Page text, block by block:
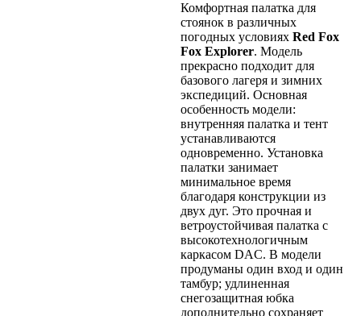
Комфортная палатка для
стоянок в различных
погодных условиях Red Fox
Fox Explorer. Модель
прекрасно подходит для
базового лагеря и зимних
экспедиций. Основная
особенность модели:
внутренняя палатка и тент
устанавливаются
одновременно. Установка
палатки занимает
минимальное время
благодаря конструкции из
двух дуг. Это прочная и
ветроустойчивая палатка с
высокотехнологичным
каркасом DAC. В модели
продуманы один вход и один
тамбур; удлиненная
снегозащитная юбка
дополнительно сохраняет